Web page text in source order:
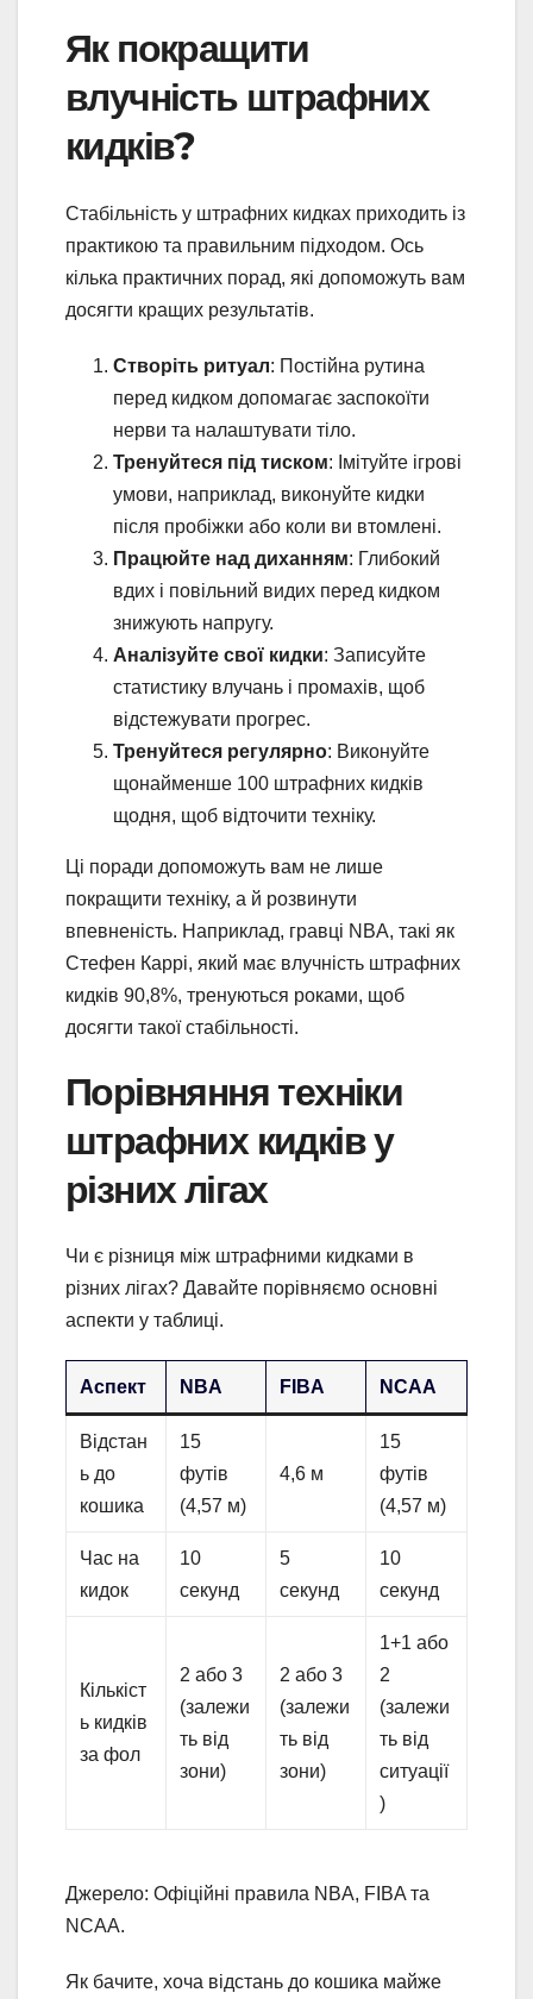
Як покращити
влучність штрафних
кидків?
Стабільність у штрафних кидках приходить із
практикою та правильним підходом. Ось
кілька практичних порад, які допоможуть вам
досягти кращих результатів.
Створіть ритуал: Постійна рутина
перед кидком допомагає заспокоїти
нерви та налаштувати тіло.
Тренуйтеся під тиском: Імітуйте ігрові
умови, наприклад, виконуйте кидки
після пробіжки або коли ви втомлені.
Працюйте над диханням: Глибокий
вдих і повільний видих перед кидком
знижують напругу.
Аналізуйте свої кидки: Записуйте
статистику влучань і промахів, щоб
відстежувати прогрес.
Тренуйтеся регулярно: Виконуйте
щонайменше 100 штрафних кидків
щодня, щоб відточити техніку.
Ці поради допоможуть вам не лише
покращити техніку, а й розвинути
впевненість. Наприклад, гравці NBA, такі як
Стефен Каррі, який має влучність штрафних
кидків 90,8%, тренуються роками, щоб
досягти такої стабільності.
Порівняння техніки
штрафних кидків у
різних лігах
Чи є різниця між штрафними кидками в
різних лігах? Давайте порівняємо основні
аспекти у таблиці.
Аспект NBA FIBA NCAA
Відстан
ь до
кошика
15
футів
(4,57 м)
4,6 м
15
футів
(4,57 м)
Час на
кидок
10
секунд
5
секунд
10
секунд
Кількіст
ь кидків
за фол
2 або 3
(залежи
ть від
зони)
2 або 3
(залежи
ть від
зони)
1+1 або
2
(залежи
ть від
ситуації
)
Джерело: Офіційні правила NBA, FIBA та
NCAA.
Як бачите, хоча відстань до кошика майже